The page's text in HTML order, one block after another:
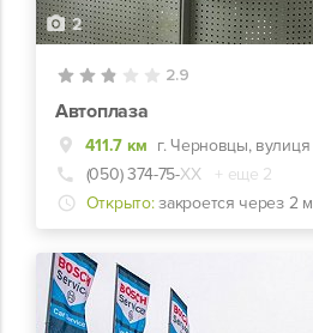
2
2.9
Автоплаза
411.7 км г. Черновцы,
(050) 374-75-ХХ
+ еще 2
Открыто: закроется через 2